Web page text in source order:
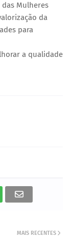
das Mulheres
da
para
a qualidade
MAIS RECENTES